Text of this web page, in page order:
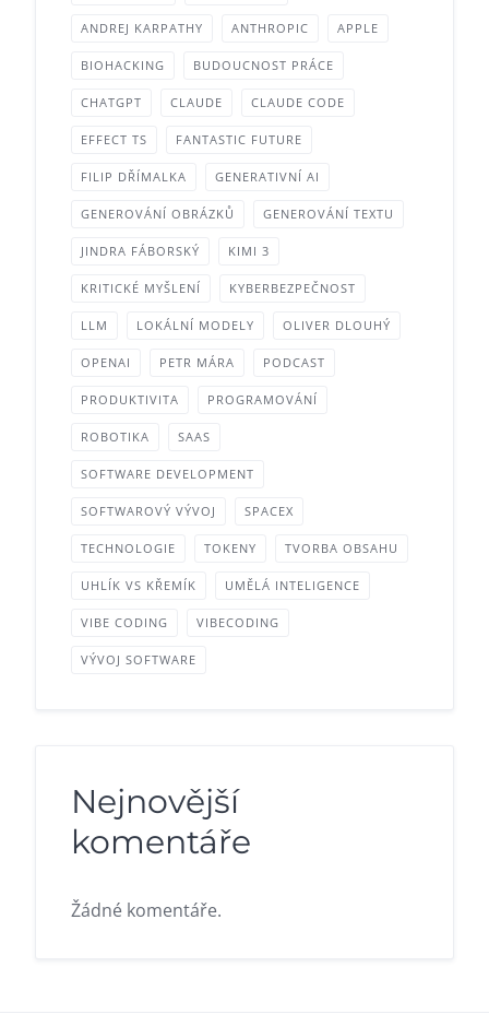
ANDREJ KARPATHY ANTHROPIC APPLE
BIOHACKING BUDOUCNOST PRÁCE
CHATGPT CLAUDE CLAUDE CODE
EFFECT TS FANTASTIC FUTURE
FILIP DŘÍMALKA GENERATIVNÍ AI
GENEROVÁNÍ OBRÁZKŮ GENEROVÁNÍ TEXTU
JINDRA FÁBORSKÝ KIMI 3
KRITICKÉ MYŠLENÍ KYBERBEZPEČNOST
LLM LOKÁLNÍ MODELY OLIVER DLOUHÝ
OPENAI PETR MÁRA PODCAST
PRODUKTIVITA PROGRAMOVÁNÍ
ROBOTIKA SAAS
SOFTWARE DEVELOPMENT
SOFTWAROVÝ VÝVOJ SPACEX
TECHNOLOGIE TOKENY TVORBA OBSAHU
UHLÍK VS KŘEMÍK UMĚLÁ INTELIGENCE
VIBE CODING VIBECODING
VÝVOJ SOFTWARE
Nejnovější
komentáře
Žádné komentáře.